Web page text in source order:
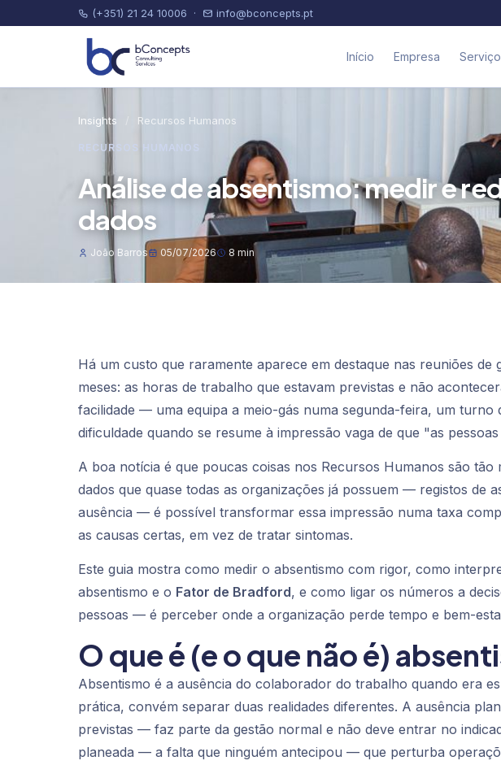
(+351) 21 24 10006 · info@bconcepts.pt
Início Empresa
Insights Recursos Humanos
RECURSOS HUMANOS
Análise de absentismo: medir e
dados
João Barros 05/07/2026 8 min
Há um custo que raramente aparece em destaque nas reuniões
meses: as horas de trabalho que estavam previstas e não
facilidade — uma equipa a meio-gás numa segunda-feira, um
dificuldade quando se resume à impressão vaga de que "as
A boa notícia é que poucas coisas nos Recursos Humanos são tão
dados que quase todas as organizações já possuem — registos de
ausência — é possível transformar essa impressão numa taxa
as causas certas, em vez de tratar sintomas.
Este guia mostra como medir o absentismo com rigor, como
absentismo e o Fator de Bradford, e como ligar os números a
pessoas — é perceber onde a organização perde tempo e bem-
O que é (e o que não é)
Absentismo é a ausência do colaborador do trabalho quando era
prática, convém separar duas realidades diferentes. A ausência
previstas — faz parte da gestão normal e não deve entrar no
planeada — a falta que ninguém antecipou — que perturba